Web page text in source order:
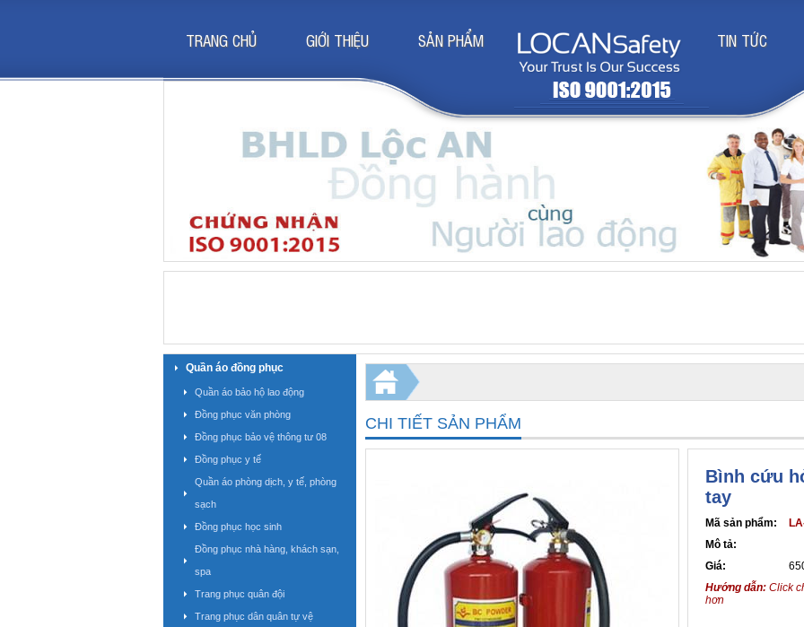
TRANG CHỦ GIỚI THIỆU SẢN PHẨM TIN TỨC
CHI TIẾT SẢN PHẨM
Bình cứu
tay
Mã sản phẩm:
Mô tả:
Giá:
Hướng dẫn: Click
hơn
Quần áo đồng phục
Quần áo bảo hộ lao động
Đồng phục văn phòng
Đồng phục bảo vệ thông tư 08
Đồng phục y tế
Quần áo phòng dịch, y tế, phòng
sạch
Đồng phục học sinh
Đồng phục nhà hàng, khách sạn,
spa
Trang phục quân đội
Trang phục dân quân tự vệ